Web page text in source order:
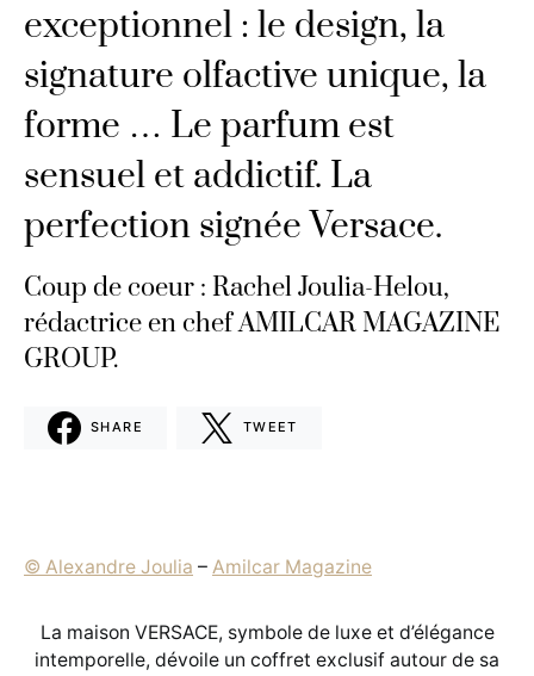
exceptionnel : le design, la
signature olfactive unique, la
forme … Le parfum est
sensuel et addictif. La
perfection signée Versace.
Coup de coeur : Rachel Joulia-Helou,
rédactrice en chef AMILCAR MAGAZINE
GROUP.
SHARE TWEET
© Alexandre Joulia – Amilcar Magazine
La maison VERSACE, symbole de luxe et d’élégance
intemporelle, dévoile un coffret exclusif autour de sa